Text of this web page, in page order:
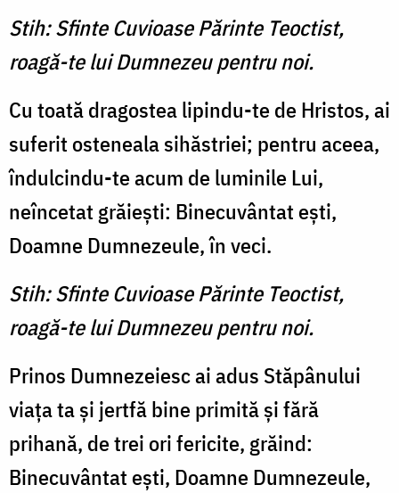
Stih: Sfinte Cuvioase Părinte Teoctist,
roagă-te lui Dumnezeu pentru noi.
Cu toată dragostea lipindu-te de Hristos, ai
suferit osteneala sihăstriei; pentru aceea,
îndulcindu-te acum de luminile Lui,
neîncetat grăieşti: Binecuvântat eşti,
Doamne Dumnezeule, în veci.
Stih: Sfinte Cuvioase Părinte Teoctist,
roagă-te lui Dumnezeu pentru noi.
Prinos Dumnezeiesc ai adus Stăpânului
viaţa ta şi jertfă bine primită şi fără
prihană, de trei ori fericite, grăind:
Binecuvântat eşti, Doamne Dumnezeule,